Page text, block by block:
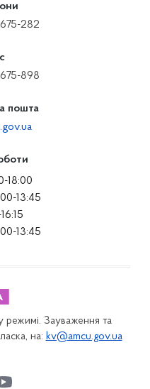
282
898
пошта
18:00
13:45
13:45
Зауваження та
на: kv@amcu.gov.ua